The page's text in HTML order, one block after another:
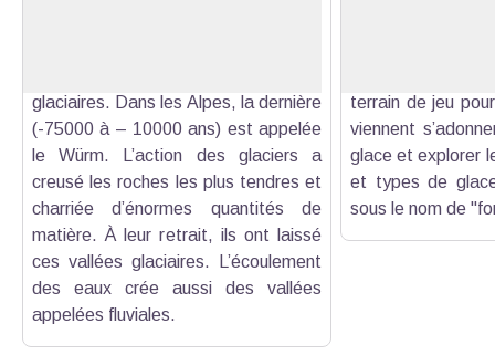
glaciaires. Dans les Alpes, la dernière
(-75000 à – 10000 ans) est appelée
le Würm. L’action des glaciers a
creusé les roches les plus tendres et
charriée d’énormes quantités de
matière. À leur retrait, ils ont laissé
ces vallées glaciaires. L’écoulement
des eaux crée aussi des vallées
appelées fluviales.
terrain de jeu
viennent
glace et explorer
et types de
sous le nom de